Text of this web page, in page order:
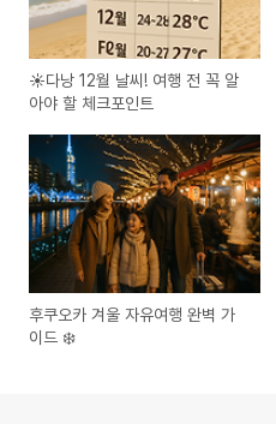
☀️다낭 12월 날씨! 여행 전 꼭 알
아야 할 체크포인트
후쿠오카 겨울 자유여행 완벽 가
이드 ❄️